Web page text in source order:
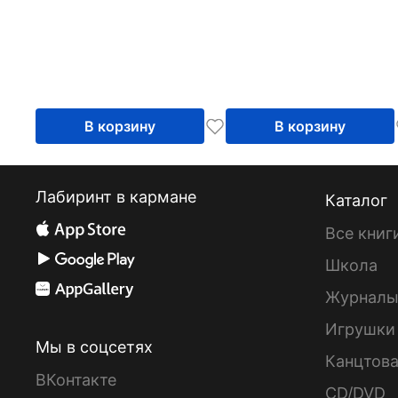
В корзину В корзину
Лабиринт в кармане
Мы в соцсетях
ВКонтакте
Каталог
Все
Школа
Журналы
Игрушки
CD/DVD